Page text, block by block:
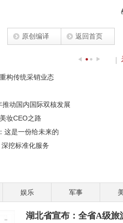
原创编译 返回首页
构传统采销业态
动国内国际双核发展
妆CEO之路
这是一份给未来的
挖标准化服务
力于破解“卡脖子
升，丽珠集团等多家
桥，让传统文化走向
娱乐 军事
湖北省宣布：全省A级